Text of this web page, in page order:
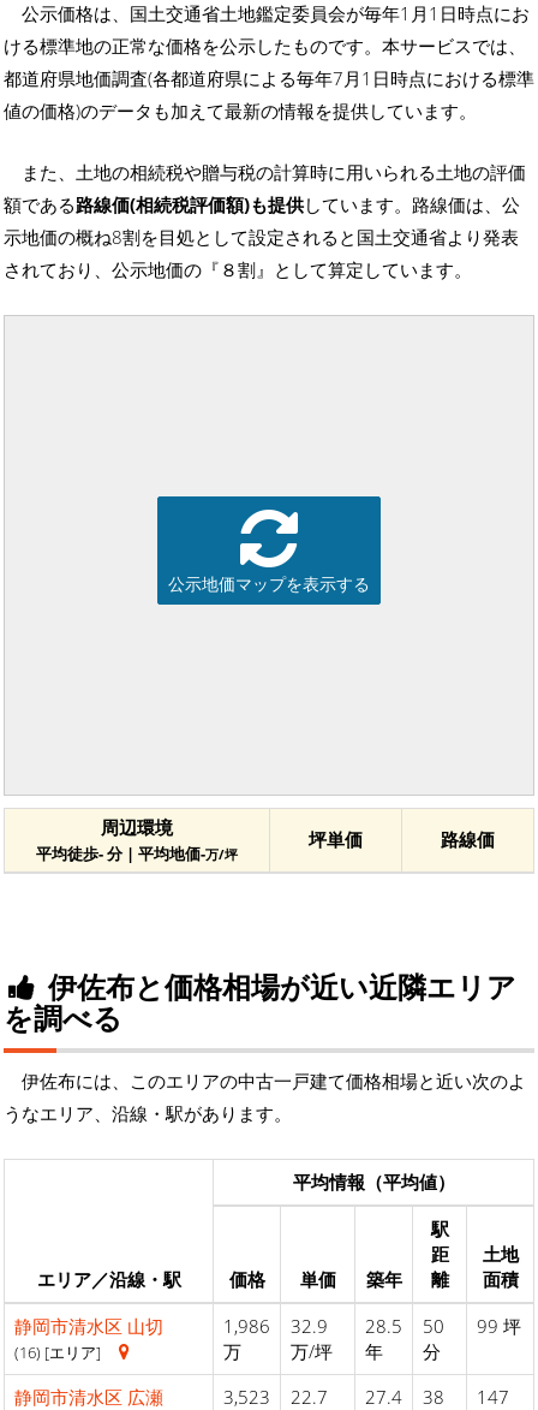
公示価格は、国土交通省土地鑑定委員会が毎年1月1日時点にお
ける標準地の正常な価格を公示したものです。本サービスでは、
都道府県地価調査(各都道府県による毎年7月1日時点における標準
値の価格)のデータも加えて最新の情報を提供しています。
また、土地の相続税や贈与税の計算時に用いられる土地の評価
額である路線価(相続税評価額)も提供しています。路線価は、公
示地価の概ね8割を目処として設定されると国土交通省より発表
されており、公示地価の『８割』として算定しています。
公示地価マップを表示する
周辺環境
平均徒歩- 分 | 平均地価-万/坪
坪単価 路線価
伊佐布と価格相場が近い近隣エリア
を調べる
伊佐布には、このエリアの中古一戸建て価格相場と近い次のよ
うなエリア、沿線・駅があります。
エリア／沿線・駅
平均情報（平均値）
価格 単価 築年
駅
距
離
土地
面積
静岡市清水区 山切
(16) [エリア]
1,986
万
32.9
万/坪
28.5
年
50
分
99 坪
静岡市清水区 広瀬 3,523 22.7 27.4 38 147